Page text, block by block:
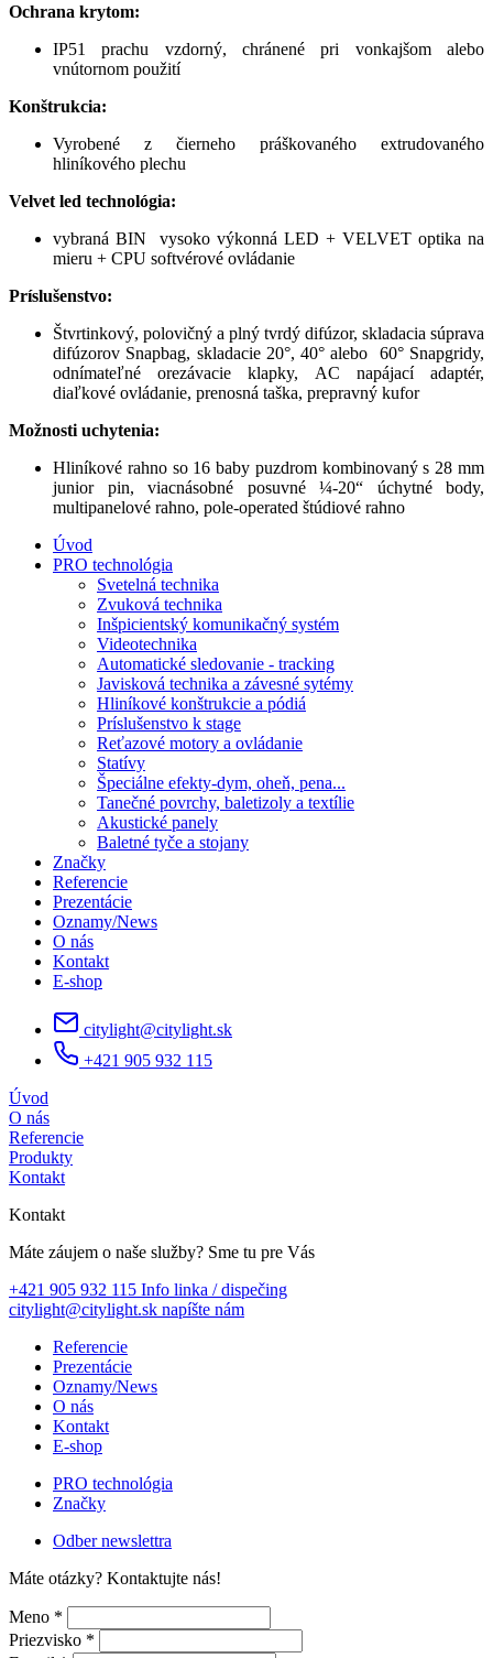
Ochrana krytom:
IP51 prachu vzdorný, chránené pri vonkajšom alebo
vnútornom použití
Konštrukcia:
Vyrobené z čierneho práškovaného extrudovaného
hliníkového plechu
Velvet led technológia:
vybraná BIN vysoko výkonná LED + VELVET optika na
mieru + CPU softvérové ovládanie
Príslušenstvo:
Štvrtinkový, polovičný a plný tvrdý difúzor, skladacia súprava
difúzorov Snapbag, skladacie 20°, 40° alebo 60° Snapgridy,
odnímateľné orezávacie klapky, AC napájací adaptér,
diaľkové ovládanie, prenosná taška, prepravný kufor
Možnosti uchytenia:
Hliníkové rahno so 16 baby puzdrom kombinovaný s 28 mm
junior pin, viacnásobné posuvné ¼-20“ úchytné body,
multipanelové rahno, pole-operated štúdiové rahno
Úvod
PRO technológia
Svetelná technika
Zvuková technika
Inšpicientský komunikačný systém
Videotechnika
Automatické sledovanie - tracking
Javisková technika a závesné sytémy
Hliníkové konštrukcie a pódiá
Príslušenstvo k stage
Reťazové motory a ovládanie
Statívy
Špeciálne efekty-dym, oheň, pena...
Tanečné povrchy, baletizoly a textílie
Akustické panely
Baletné tyče a stojany
Značky
Referencie
Prezentácie
Oznamy/News
O nás
Kontakt
E-shop
citylight@citylight.sk
+421 905 932 115
Úvod
O nás
Referencie
Produkty
Kontakt
Kontakt
Máte záujem o naše služby? Sme tu pre Vás
+421 905 932 115 Info linka / dispečing
citylight@citylight.sk napíšte nám
Referencie
Prezentácie
Oznamy/News
O nás
Kontakt
E-shop
PRO technológia
Značky
Odber newslettra
Máte otázky? Kontaktujte nás!
Meno *
Priezvisko *